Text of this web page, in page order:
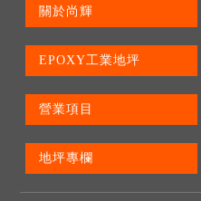
關於尚輝
EPOXY工業地坪
營業項目
地坪專欄